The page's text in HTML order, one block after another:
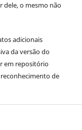
dele, o mesmo não
adicionais
da versão do
em repositório
de